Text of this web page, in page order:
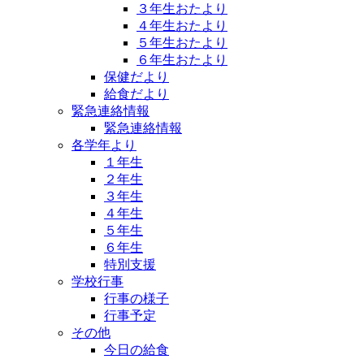
３年生おたより
４年生おたより
５年生おたより
６年生おたより
保健だより
給食だより
緊急連絡情報
緊急連絡情報
各学年より
１年生
２年生
３年生
４年生
５年生
６年生
特別支援
学校行事
行事の様子
行事予定
その他
今日の給食